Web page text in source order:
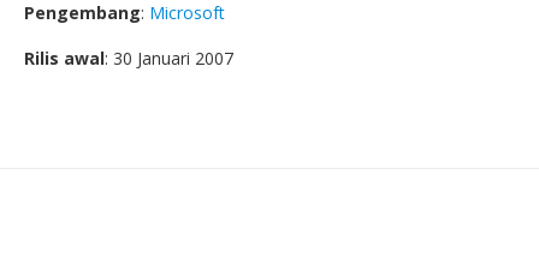
Pengembang: Microsoft
Rilis awal: 30 Januari 2007